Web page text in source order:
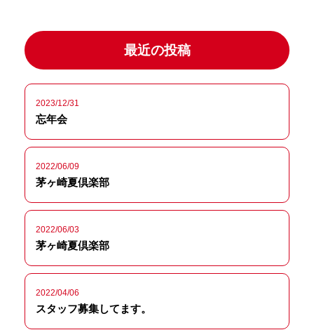
最近の投稿
2023/12/31
忘年会
2022/06/09
茅ヶ崎夏倶楽部
2022/06/03
茅ヶ崎夏倶楽部
2022/04/06
スタッフ募集してます。